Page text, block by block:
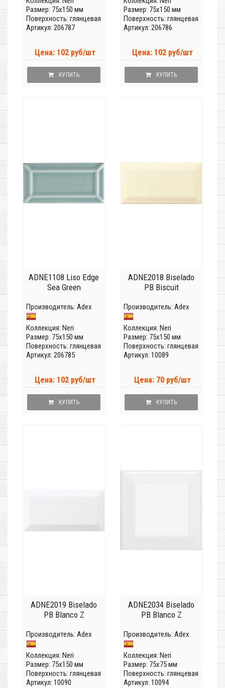
Размер: 75x150 мм
Поверхность: глянцевая
Артикул: 206787
Цена: 102 руб/шт
КУПИТЬ
Размер: 75x150 мм
Поверхность: глянцевая
Артикул: 206786
Цена: 102 руб/шт
КУПИТЬ
ADNE1108 Liso Edge
Sea Green
Производитель: Adex
Коллекция: Neri
Размер: 75x150 мм
Поверхность: глянцевая
Артикул: 206785
Цена: 102 руб/шт
КУПИТЬ
ADNE2018 Biselado
PB Biscuit
Производитель: Adex
Коллекция: Neri
Размер: 75x150 мм
Поверхность: глянцевая
Артикул: 10089
Цена: 70 руб/шт
КУПИТЬ
ADNE2019 Biselado
PB Blanco Z
Производитель: Adex
Коллекция: Neri
Размер: 75x150 мм
Поверхность: глянцевая
Артикул: 10090
ADNE2034 Biselado
PB Blanco Z
Производитель: Adex
Коллекция: Neri
Размер: 75x75 мм
Поверхность: глянцевая
Артикул: 10094